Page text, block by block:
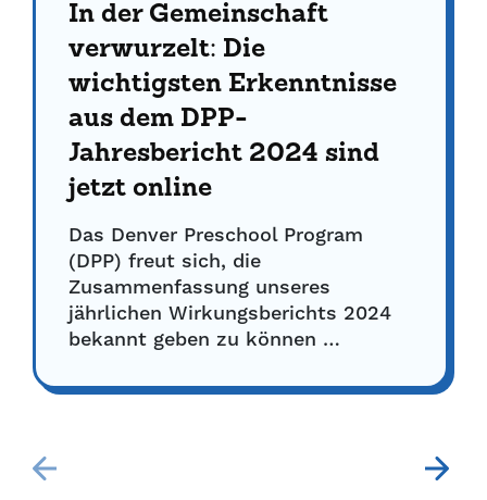
In der Gemeinschaft
verwurzelt: Die
wichtigsten Erkenntnisse
aus dem DPP-
Jahresbericht 2024 sind
jetzt online
Das Denver Preschool Program
(DPP) freut sich, die
Zusammenfassung unseres
jährlichen Wirkungsberichts 2024
bekannt geben zu können …